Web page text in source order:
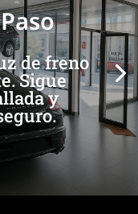
de freno
Sigue
y